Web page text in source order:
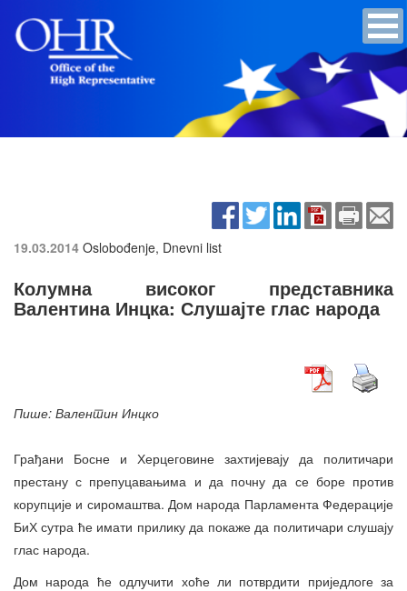
19.03.2014 Oslobođenje, Dnevni list
Колумна високог представника
Валентина Инцка: Слушајте глас народа
Пише: Валентин Инцко
Грађани Босне и Херцеговине захтијевају да политичари
престану с препуцавањима и да почну да се боре против
корупције и сиромаштва. Дом народа Парламента Федерације
БиХ сутра ће имати прилику да покаже да политичари слушају
глас народа.
Дом народа ће одлучити хоће ли потврдити приједлоге за